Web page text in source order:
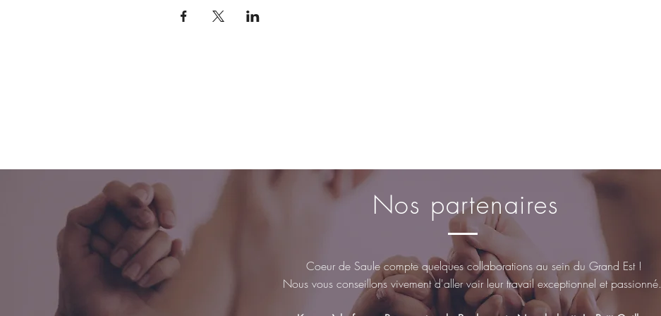
Nos partenaires
Coeur de Saule compte quelques collaborations au sein du Grand Est !
Nous vous conseillons vivement d'aller voir leur travail exceptionnel et passionné.